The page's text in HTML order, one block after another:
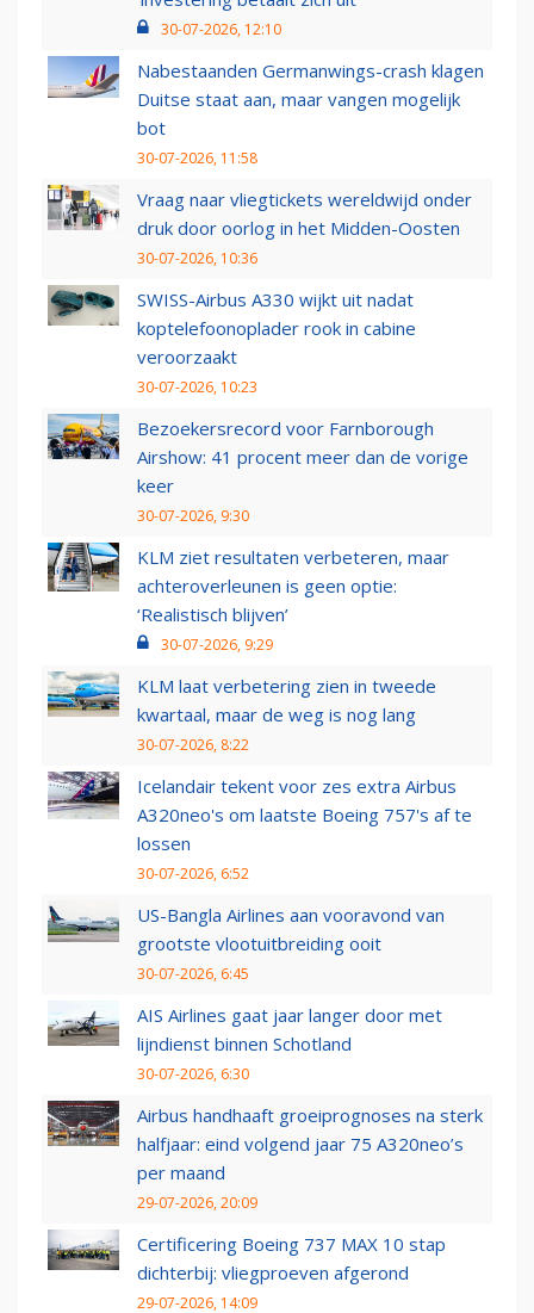
30-07-2026, 12:10
Nabestaanden Germanwings-crash klagen
Duitse staat aan, maar vangen mogelijk
bot
30-07-2026, 11:58
Vraag naar vliegtickets wereldwijd onder
druk door oorlog in het Midden-Oosten
30-07-2026, 10:36
SWISS-Airbus A330 wijkt uit nadat
koptelefoonoplader rook in cabine
veroorzaakt
30-07-2026, 10:23
Bezoekersrecord voor Farnborough
Airshow: 41 procent meer dan de vorige
keer
30-07-2026, 9:30
KLM ziet resultaten verbeteren, maar
achteroverleunen is geen optie:
‘Realistisch blijven’
30-07-2026, 9:29
KLM laat verbetering zien in tweede
kwartaal, maar de weg is nog lang
30-07-2026, 8:22
Icelandair tekent voor zes extra Airbus
A320neo's om laatste Boeing 757's af te
lossen
30-07-2026, 6:52
US-Bangla Airlines aan vooravond van
grootste vlootuitbreiding ooit
30-07-2026, 6:45
AIS Airlines gaat jaar langer door met
lijndienst binnen Schotland
30-07-2026, 6:30
Airbus handhaaft groeiprognoses na sterk
halfjaar: eind volgend jaar 75 A320neo’s
per maand
29-07-2026, 20:09
Certificering Boeing 737 MAX 10 stap
dichterbij: vliegproeven afgerond
29-07-2026, 14:09